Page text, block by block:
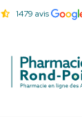
1479 avis